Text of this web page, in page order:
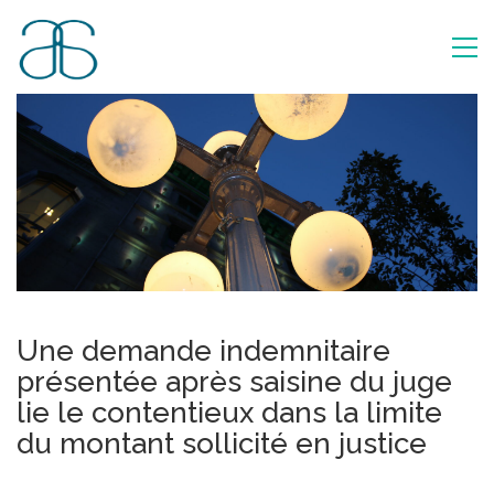
Une demande indemnitaire
présentée après saisine du juge
lie le contentieux dans la limite
du montant sollicité en justice